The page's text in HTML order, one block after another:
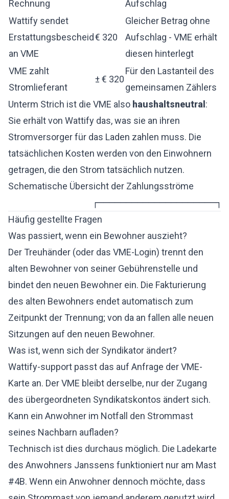
Rechnung
Aufschlag
Wattify sendet
Erstattungsbescheid
an VME
€ 320
Gleicher Betrag ohne
Aufschlag - VME erhält
diesen hinterlegt
VME zahlt
Stromlieferant
± € 320
Für den Lastanteil des
gemeinsamen Zählers
Unterm Strich ist die VME also haushaltsneutral :
Sie erhält von Wattify das, was sie an ihren
Stromversorger für das Laden zahlen muss. Die
tatsächlichen Kosten werden von den Einwohnern
getragen, die den Strom tatsächlich nutzen.
Schematische Übersicht der Zahlungsströme
Häufig gestellte Fragen
Was passiert, wenn ein Bewohner auszieht?
Der Treuhänder (oder das VME-Login) trennt den
alten Bewohner von seiner Gebührenstelle und
bindet den neuen Bewohner ein. Die Fakturierung
des alten Bewohners endet automatisch zum
Zeitpunkt der Trennung; von da an fallen alle neuen
Sitzungen auf den neuen Bewohner.
Was ist, wenn sich der Syndikator ändert?
Wattify-support passt das auf Anfrage der VME-
Karte an. Der VME bleibt derselbe, nur der Zugang
des übergeordneten Syndikatskontos ändert sich.
Kann ein Anwohner im Notfall den Strommast
seines Nachbarn aufladen?
Technisch ist dies durchaus möglich. Die Ladekarte
des Anwohners Janssens funktioniert nur am Mast
#4B. Wenn ein Anwohner dennoch möchte, dass